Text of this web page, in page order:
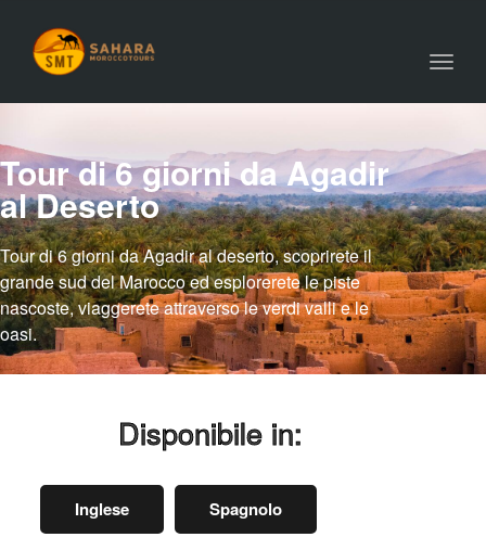
Tour di 6 giorni da Agadir
al Deserto
Tour di 6 giorni da Agadir al deserto, scoprirete il
grande sud del Marocco ed esplorerete le piste
nascoste, viaggerete attraverso le verdi valli e le
oasi.
Disponibile in:
Inglese Spagnolo